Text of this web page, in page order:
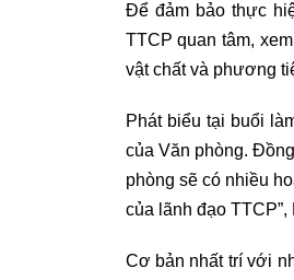
Để đảm bảo thực
TTCP quan tâm,
vật chất và phương
Phát biểu tại buổi
của Văn phòng.
phòng sẽ có nhiều
của lãnh đạo
Cơ bản nhất trí với